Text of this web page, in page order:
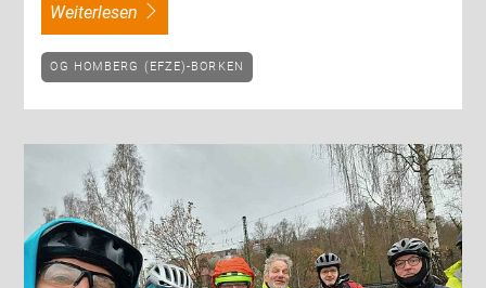
weiterlesen
OG HOMBERG (EFZE)-BORKEN